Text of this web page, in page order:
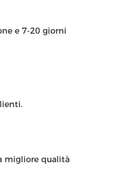
e 7-20 giorni
migliore qualità